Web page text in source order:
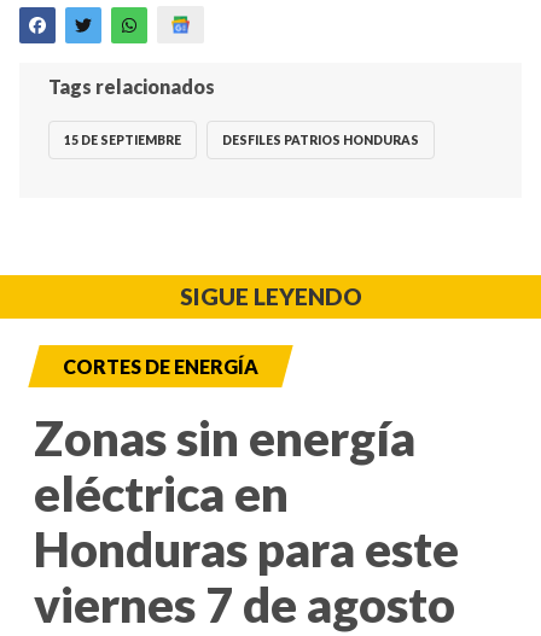
Tags relacionados
15 DE SEPTIEMBRE DESFILES PATRIOS HONDURAS
SIGUE LEYENDO
CORTES DE ENERGÍA
Zonas sin energía
eléctrica en
Honduras para este
viernes 7 de agosto